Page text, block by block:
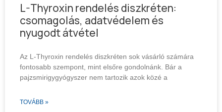
L-Thyroxin rendelés diszkréten:
csomagolás, adatvédelem és
nyugodt átvétel
Az L-Thyroxin rendelés diszkréten sok vásárló számára
fontosabb szempont, mint elsőre gondolnánk. Bár a
pajzsmirigygyógyszer nem tartozik azok közé a
TOVÁBB »